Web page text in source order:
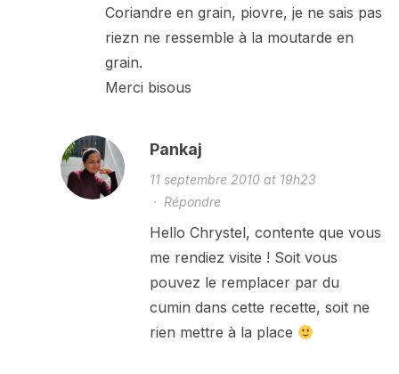
Coriandre en grain, piovre, je ne sais pas
riezn ne ressemble à la moutarde en
grain.
Merci bisous
Pankaj
11 septembre 2010 at 19h23
· Répondre
Hello Chrystel, contente que vous
me rendiez visite ! Soit vous
pouvez le remplacer par du
cumin dans cette recette, soit ne
rien mettre à la place